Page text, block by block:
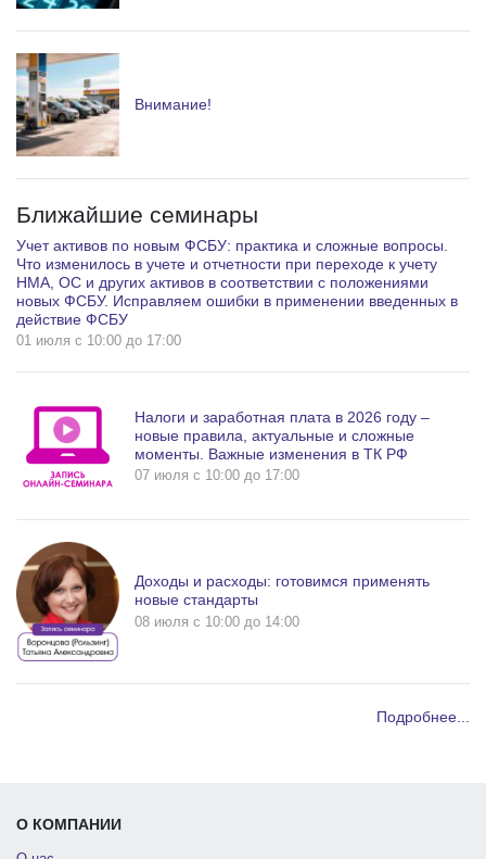
Внимание!
Ближайшие семинары
Учет активов по новым ФСБУ: практика и сложные вопросы.
Что изменилось в учете и отчетности при переходе к учету
НМА, ОС и других активов в соответствии с положениями
новых ФСБУ. Исправляем ошибки в применении введенных в
действие ФСБУ
01 июля c 10:00 до 17:00
Налоги и заработная плата в 2026 году –
новые правила, актуальные и сложные
моменты. Важные изменения в ТК РФ
07 июля c 10:00 до 17:00
Доходы и расходы: готовимся применять
новые стандарты
08 июля c 10:00 до 14:00
Подробнее...
О КОМПАНИИ